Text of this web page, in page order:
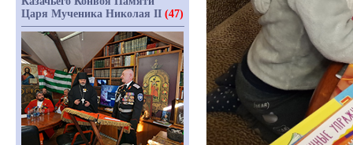
Царя Мученика Николая II (47)